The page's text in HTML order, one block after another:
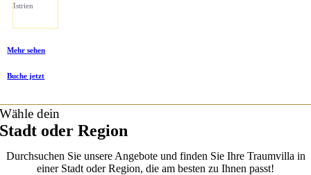
Istrien
Mehr sehen
Buche jetzt
Wähle dein
Stadt oder Region
Durchsuchen Sie unsere Angebote und finden Sie Ihre Traumvilla in
einer Stadt oder Region, die am besten zu Ihnen passt!